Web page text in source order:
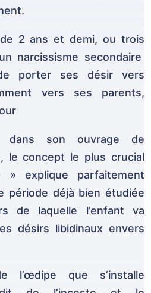
2 ans et demi, ou trois
narcissisme secondaire
porter ses désir vers
vers ses parents,
dans son ouvrage de
le concept le plus crucial
» explique parfaitement
période déjà bien étudiée
de laquelle l’enfant va
désirs libidinaux envers
l’œdipe que s’installe